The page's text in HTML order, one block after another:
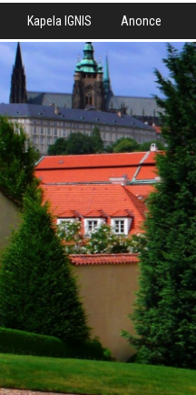
Kapela IGNIS Anonce